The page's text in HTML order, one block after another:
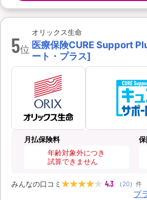
5位
オリックス生命
医療保険CURE Support
ート・プラス]
月払保険料
年齢対象外につき
試算できません
みんなの口コミ 4.3 （ 20） 件
プ